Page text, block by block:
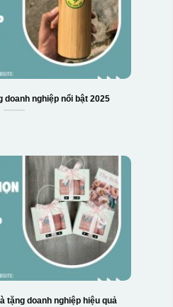
doanh nghiệp nổi bật 2025
tặng doanh nghiệp hiệu quả